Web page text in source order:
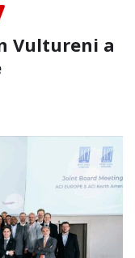
Vultureni a